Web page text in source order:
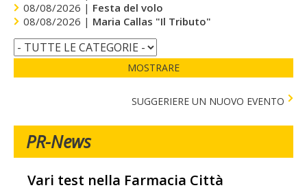
08/08/2026 | Festa del volo
08/08/2026 | Maria Callas "Il Tributo"
MOSTRARE
SUGGERIERE UN NUOVO EVENTO
PR-News
Vari test nella Farmacia Città